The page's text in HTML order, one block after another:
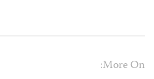
More On: